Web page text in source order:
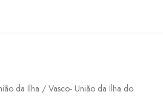
da Ilha / Vasco- União da Ilha do